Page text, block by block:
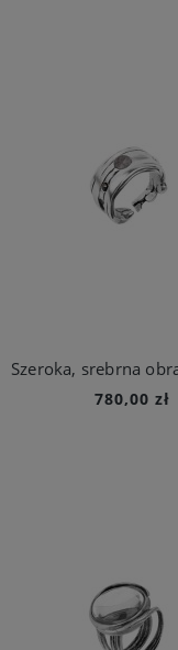
780,00 zł